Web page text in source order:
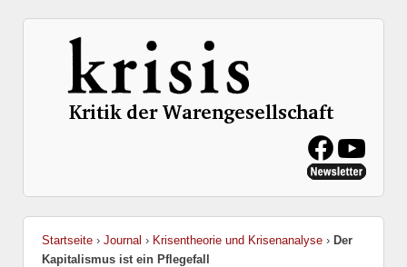
Startseite › Journal › Krisentheorie und Krisenanalyse › Der
Kapitalismus ist ein Pflegefall